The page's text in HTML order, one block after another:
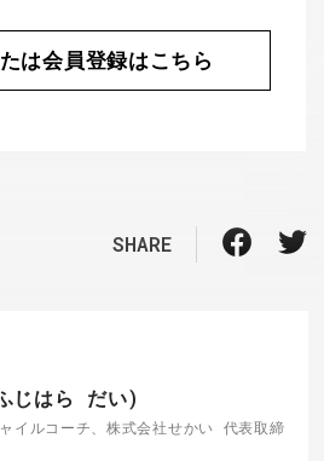
は会員登録はこちら
SHARE
じはら だい)
イルコーチ、株式会社せかい 代表取締